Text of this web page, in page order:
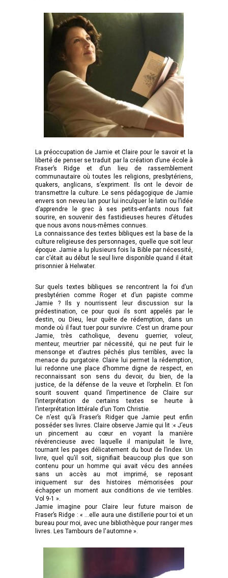
La préoccupation de Jamie et Claire pour le savoir et la
liberté de penser se traduit par la création d’une école à
Fraser’s Ridge et d’un lieu de rassemblement
communautaire où toutes les religions, presbytériens,
quakers, anglicans, s’expriment. Ils ont le devoir de
transmettre la culture. Le sens pédagogique de Jamie
envers son neveu Ian pour lui inculquer le latin ou l’idée
d’apprendre le grec à ses petits-enfants nous fait
sourire, en souvenir des fastidieuses heures d’études
que nous avons nous-mêmes connues.
La connaissance des textes bibliques est la base de la
culture religieuse des personnages, quelle que soit leur
époque. Jamie a lu plusieurs fois la Bible par nécessité,
car c’était au début le seul livre disponible quand il était
prisonnier à Helwater.
Sur quels textes bibliques se rencontrent la foi d’un
presbytérien comme Roger et d’un papiste comme
Jamie ? Ils y nourrissent leur discussion sur la
prédestination, ce pour quoi ils sont appelés par le
destin, ou Dieu, leur quête de rédemption, dans un
monde où il faut tuer pour survivre. C’est un drame pour
Jamie, très catholique, devenu guerrier, voleur,
menteur, meurtrier par nécessité, qui ne peut fuir le
mensonge et d’autres péchés plus terribles, avec la
menace du purgatoire. Claire lui permet la rédemption,
lui redonne une place d’homme digne de respect, en
reconnaissant son sens du devoir, du bien, de la
justice, de la défense de la veuve et l’orphelin. Et l’on
sourit souvent quand l’impertinence de Claire sur
l’interprétation de certains textes se heurte à
l’interprétation littérale d’un Tom Christie.
Ce n’est qu’à Fraser’s Ridger que Jamie peut enfin
posséder ses livres. Claire observe Jamie qui lit :« J’eus
un pincement au cœur en voyant la manière
révérencieuse avec laquelle il manipulait le livre,
tournant les pages délicatement du bout de l’index. Un
livre, quel qu’il soit, signifiait beaucoup plus que son
contenu pour un homme qui avait vécu des années
sans un accès au mot imprimé, se reposant
iniquement sur des histoires mémorisées pour
échapper un moment aux conditions de vie terribles.
Vol 9-1 ».
Jamie imagine pour Claire leur future maison de
Fraser’s Ridge : « …elle aura une distillerie pour toi et un
bureau pour moi, avec une bibliothèque pour ranger mes
livres. Les Tambours de l'automne ».